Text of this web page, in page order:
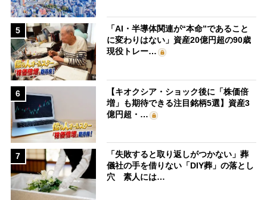
5
「AI・半導体関連が“本命”であること
に変わりはない」資産20億円超の90歳
現役トレー…
6
【キオクシア・ショック後に「株価倍
増」も期待できる注目銘柄5選】資産3
億円超・…
7
「失敗すると取り返しがつかない」葬
儀社の手を借りない「DIY葬」の落とし
穴 素人には…